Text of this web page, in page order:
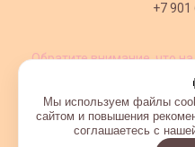
+7 901
Обратите внимание, что
Мы используем файлы
сайтом и повышения
соглашаетесь с